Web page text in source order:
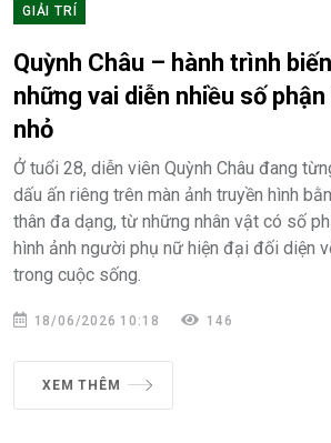
GIẢI TRÍ
Quỳnh Châu – hành trình
những vai diễn nhiều số
nhỏ
Ở tuổi 28, diễn viên Quỳnh Châu đang
dấu ấn riêng trên màn ảnh truyền hình
thân đa dạng, từ những nhân vật có số
hình ảnh người phụ nữ hiện đại đối diện
trong cuộc sống.
18/06/2026 10:18 146
XEM THÊM